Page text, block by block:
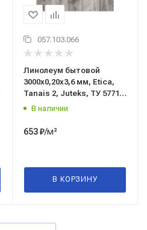
057.103.066
Линолеум бытовой
3000x0,20x3,6 мм, Etica,
Tanais 2, Juteks, ТУ 5771-
007-97450201-2015
В наличии
653₽/м²
В КОРЗИНУ